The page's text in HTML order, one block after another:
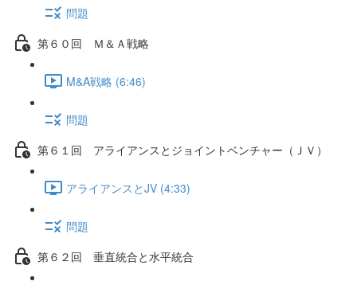
問題
第６０回 Ｍ＆Ａ戦略
M&A戦略 (6:46)
問題
第６１回 アライアンスとジョイントベンチャー（ＪＶ）
アライアンスとJV (4:33)
問題
第６２回 垂直統合と水平統合